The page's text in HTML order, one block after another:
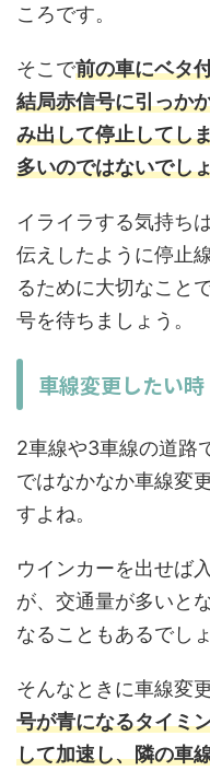
ころです。
そこで前の車にベタ
結局赤信号に引っか
み出して停止してし
多いのではないでし
イライラする気持ち
伝えしたように停止
るために大切なこと
号を待ちましょう。
車線変更したい時
2車線や3車線の道路
ではなかなか車線変
すよね。
ウインカーを出せば
が、交通量が多いと
なることもあるでしょ
そんなときに車線変
号が青になるタイミ
して加速し、隣の車